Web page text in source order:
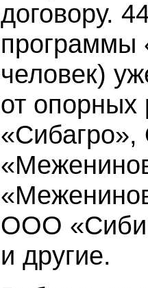
договору.
программы
человек)
от опорных
ООО
и другие.